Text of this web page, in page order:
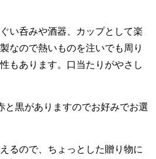
い呑みや酒器、カップとして楽
なので熱いものを注いでも周り
もあります。口当たりがやさし
と黒がありますのでお好みでお選
るので、ちょっとした贈り物に